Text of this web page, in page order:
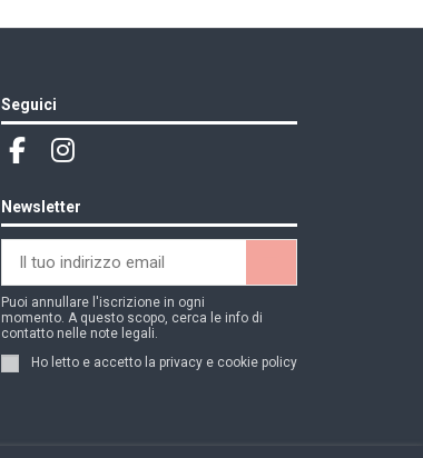
Seguici
Newsletter
Puoi annullare l'iscrizione in ogni
momento. A questo scopo, cerca le info di
contatto nelle note legali.
Ho letto e accetto la privacy e cookie policy